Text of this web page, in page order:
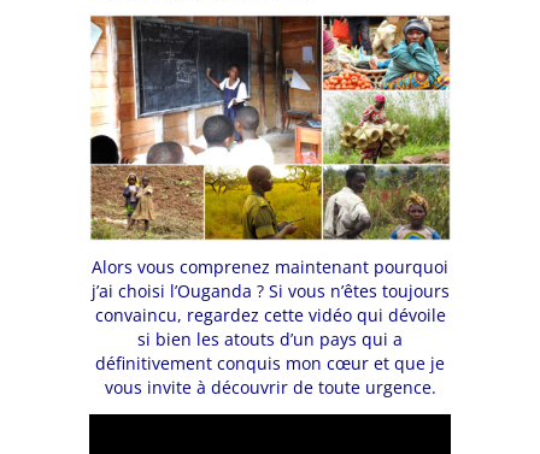
Alors vous comprenez maintenant pourquoi
j’ai choisi l’Ouganda ? Si vous n’êtes toujours
convaincu, regardez cette vidéo qui dévoile
si bien les atouts d’un pays qui a
définitivement conquis mon cœur et que je
vous invite à découvrir de toute urgence.